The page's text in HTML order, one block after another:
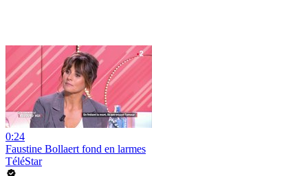
0:24
Faustine Bollaert fond en larmes
TéléStar